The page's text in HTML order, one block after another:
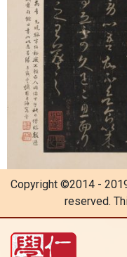
kí 孙秋生造像记
Nguyên Giản mộ chí -
Thần đồng thi 神童詩
鐫
Hàn thực thiếp 黄州寒
Copyright ©2014 -
reserved.